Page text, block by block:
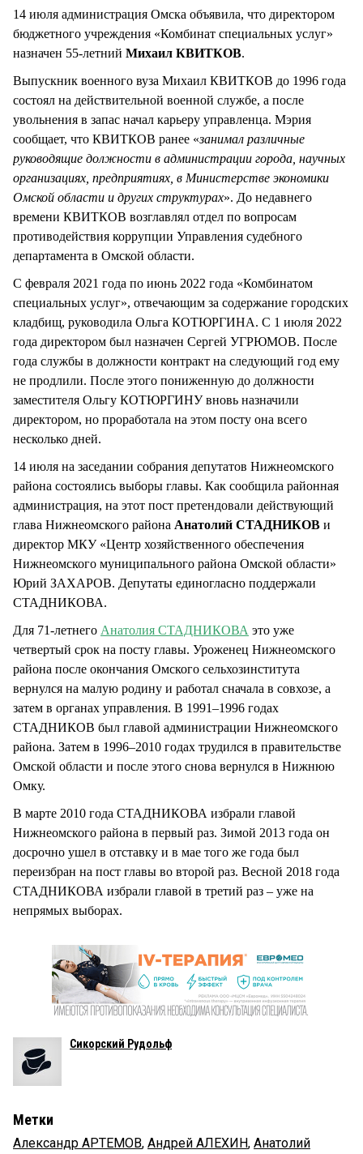
14 июля администрация Омска объявила, что директором
бюджетного учреждения «Комбинат специальных услуг»
назначен 55-летний Михаил КВИТКОВ.
Выпускник военного вуза Михаил КВИТКОВ до 1996 года
состоял на действительной военной службе, а после
увольнения в запас начал карьеру управленца. Мэрия
сообщает, что КВИТКОВ ранее «занимал различные
руководящие должности в администрации города, научных
организациях, предприятиях, в Министерстве экономики
Омской области и других структурах». До недавнего
времени КВИТКОВ возглавлял отдел по вопросам
противодействия коррупции Управления судебного
департамента в Омской области.
С февраля 2021 года по июнь 2022 года «Комбинатом
специальных услуг», отвечающим за содержание городских
кладбищ, руководила Ольга КОТЮРГИНА. С 1 июля 2022
года директором был назначен Сергей УГРЮМОВ. После
года службы в должности контракт на следующий год ему
не продлили. После этого пониженную до должности
заместителя Ольгу КОТЮРГИНУ вновь назначили
директором, но проработала на этом посту она всего
несколько дней.
14 июля на заседании собрания депутатов Нижнеомского
района состоялись выборы главы. Как сообщила районная
администрация, на этот пост претендовали действующий
глава Нижнеомского района Анатолий СТАДНИКОВ и
директор МКУ «Центр хозяйственного обеспечения
Нижнеомского муниципального района Омской области»
Юрий ЗАХАРОВ. Депутаты единогласно поддержали
СТАДНИКОВА.
Для 71-летнего Анатолия СТАДНИКОВА это уже
четвертый срок на посту главы. Уроженец Нижнеомского
района после окончания Омского сельхозинститута
вернулся на малую родину и работал сначала в совхозе, а
затем в органах управления. В 1991–1996 годах
СТАДНИКОВ был главой администрации Нижнеомского
района. Затем в 1996–2010 годах трудился в правительстве
Омской области и после этого снова вернулся в Нижнюю
Омку.
В марте 2010 года СТАДНИКОВА избрали главой
Нижнеомского района в первый раз. Зимой 2013 года он
досрочно ушел в отставку и в мае того же года был
переизбран на пост главы во второй раз. Весной 2018 года
СТАДНИКОВА избрали главой в третий раз – уже на
непрямых выборах.
Сикорский Рудольф
Метки
Александр АРТЕМОВ, Андрей АЛЕХИН, Анатолий